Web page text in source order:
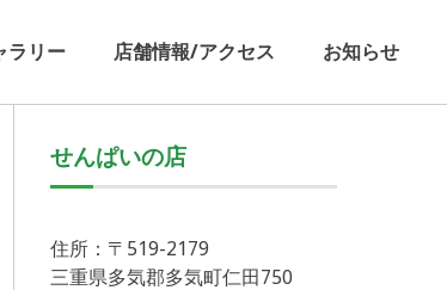
ラリー 店舗情報/アクセス お知らせ
せんぱいの店
住所：〒519-2179
三重県多気郡多気町仁田750